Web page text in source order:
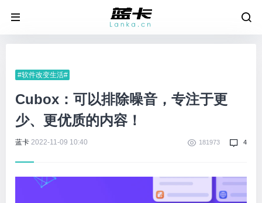
#软件改变生活#
Cubox：可以排除噪音，专注于更
少、更优质的内容！
蓝卡 2022-11-09 10:40 181973 4